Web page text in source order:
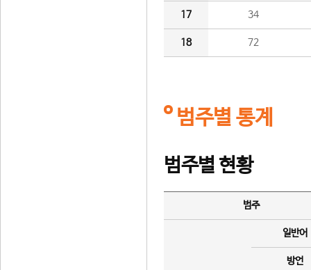
17 34
18 72
범주별 통계
범주별 현황
범주
일반어
방언